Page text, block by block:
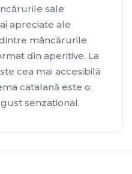
sale
apreciate ale
mâncărurile
din aperitive. La
cea mai accesibilă
catalană este o
senzaţional.